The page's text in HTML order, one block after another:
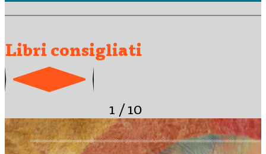
Libri consigliati
1 / 10